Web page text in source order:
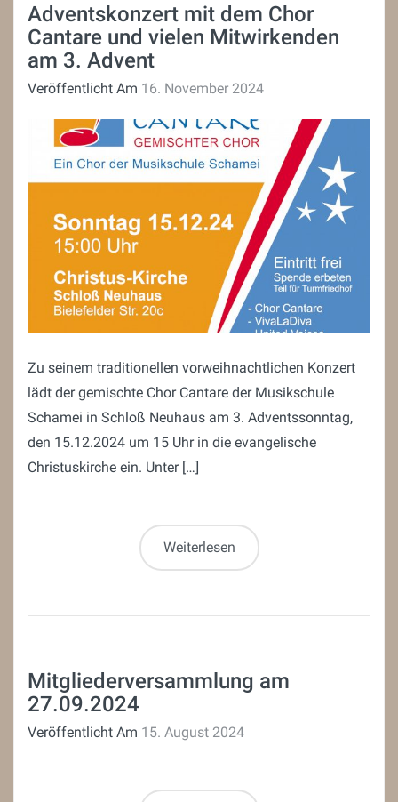
Adventskonzert mit dem Chor
Cantare und vielen Mitwirkenden
am 3. Advent
Veröffentlicht Am 16. November 2024
Zu seinem traditionellen vorweihnachtlichen Konzert
lädt der gemischte Chor Cantare der Musikschule
Schamei in Schloß Neuhaus am 3. Adventssonntag,
den 15.12.2024 um 15 Uhr in die evangelische
Christuskirche ein. Unter […]
Weiterlesen
Mitgliederversammlung am
27.09.2024
Veröffentlicht Am 15. August 2024